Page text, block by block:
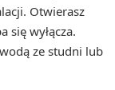
Otwierasz
wyłącza.
ze studni lub